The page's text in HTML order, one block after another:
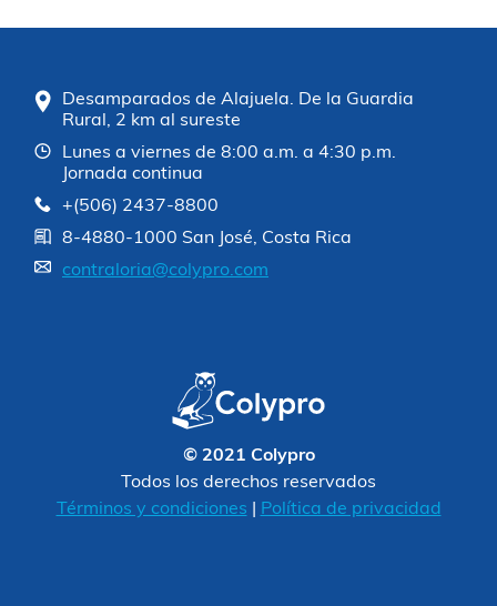
Desamparados de Alajuela. De la Guardia
Rural, 2 km al sureste
Lunes a viernes de 8:00 a.m. a 4:30 p.m.
Jornada continua
+(506) 2437-8800
8-4880-1000 San José, Costa Rica
contraloria@colypro.com
© 2021 Colypro
Todos los derechos reservados
Términos y condiciones
Política de privacidad